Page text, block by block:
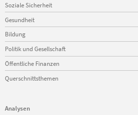
Soziale Sicherheit
Gesundheit
Bildung
Politik und Gesellschaft
Öffentliche Finanzen
Querschnittsthemen
Analysen